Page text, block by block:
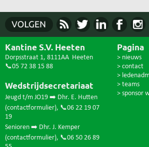
Kantine S.V. Heeten
Dorpsstraat 1, 8111AA Heeten
📞05 72 38 15 88
Wedstrijdsecretariaat
Jeugd t/m JO19 ➡️ Dhr. E. Hutten
(contactformulier), 📞06 22 19 07
19
Senioren ➡️ Dhr. J. Kemper
(contactformulier), 📞06 50 26 89
Pagina
> nieuws
> contact
>
> teams
> sponsor